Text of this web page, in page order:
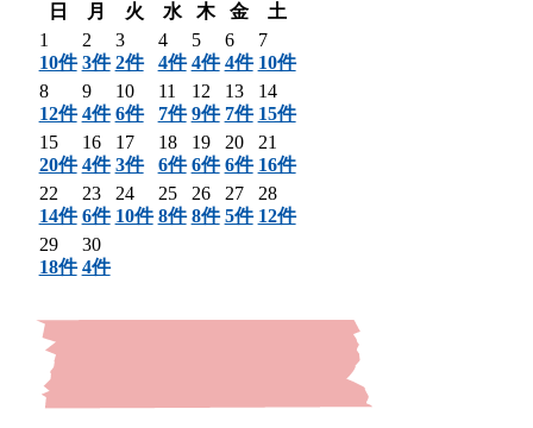
日
月 火 水 木 金
土
1
10件
2
3件
3
2件
4
4件
5
4件
6
4件
7
10件
8
12件
9
4件
10
6件
11
7件
12
9件
13
7件
14
15件
15
20件
16
4件
17
3件
18
6件
19
6件
20
6件
21
16件
22
14件
23
6件
24
10件
25
8件
26
8件
27
5件
28
12件
29
18件
30
4件